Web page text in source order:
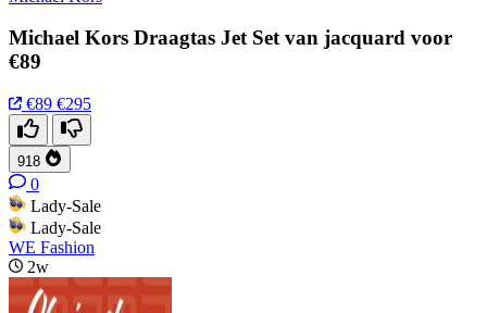
Michael Kors Draagtas Jet Set van jacquard voor
€89
€89 €295
918
0
Lady-Sale
Lady-Sale
WE Fashion
2w